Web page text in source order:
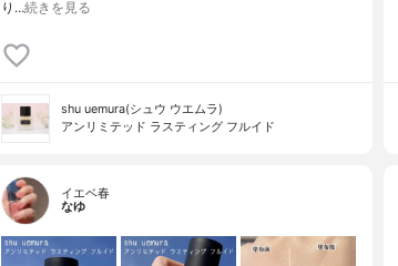
り…続きを見る
shu uemura(シュウ ウエムラ)
アンリミテッド ラスティング フルイド
イエベ春
なゆ